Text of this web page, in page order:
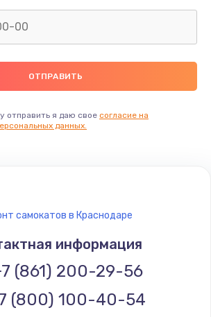
400 руб.
Заказать
Замена термостата
1200 руб.
Заказать
Замена реле
отправить я даю свое согласие на
данных.
самокатов в Краснодаре
информация
(861) 200-29-56
(800) 100-40-54